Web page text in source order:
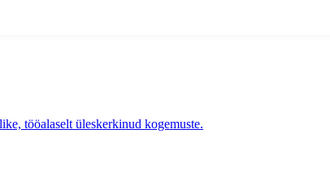
tööalaselt üleskerkinud kogemuste.